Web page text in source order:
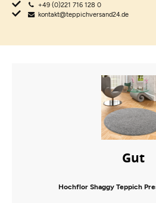
+49 (0)221 716 128 0
kontakt@teppichversand24.de
Gut
Hochflor Shaggy Teppich